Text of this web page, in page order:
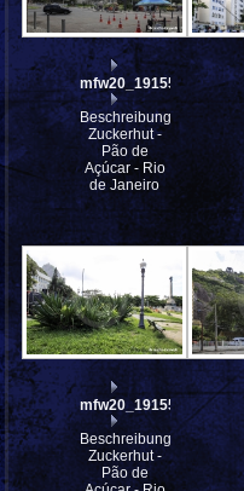
mfw20_191559
Beschreibung:
Zuckerhut -
Pão de
Açúcar - Rio
de Janeiro
mfw20_191555
Beschreibung:
Zuckerhut -
Pão de